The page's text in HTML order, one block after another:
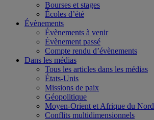
Bourses et stages
Écoles d’été
Évènements
Évènements à venir
Évènement passé
Compte rendu d’évènements
Dans les médias
Tous les articles dans les médias
États-Unis
Missions de paix
Géopolitique
Moyen-Orient et Afrique du Nord
Conflits multidimensionnels